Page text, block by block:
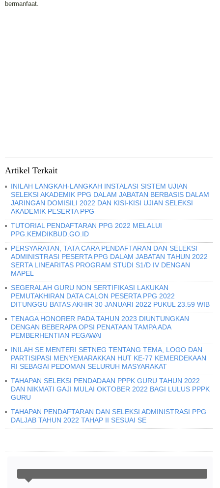
bermanfaat.
Artikel Terkait
INILAH LANGKAH-LANGKAH INSTALASI SISTEM UJIAN
SELEKSI AKADEMIK PPG DALAM JABATAN BERBASIS DALAM
JARINGAN DOMISILI 2022 DAN KISI-KISI UJIAN SELEKSI
AKADEMIK PESERTA PPG
TUTORIAL PENDAFTARAN PPG 2022 MELALUI
PPG.KEMDIKBUD.GO.ID
PERSYARATAN, TATA CARA PENDAFTARAN DAN SELEKSI
ADMINISTRASI PESERTA PPG DALAM JABATAN TAHUN 2022
SERTA LINEARITAS PROGRAM STUDI S1/D IV DENGAN
MAPEL
SEGERALAH GURU NON SERTIFIKASI LAKUKAN
PEMUTAKHIRAN DATA CALON PESERTA PPG 2022
DITUNGGU BATAS AKHIR 30 JANUARI 2022 PUKUL 23.59 WIB
TENAGA HONORER PADA TAHUN 2023 DIUNTUNGKAN
DENGAN BEBERAPA OPSI PENATAAN TAMPA ADA
PEMBERHENTIAN PEGAWAI
INILAH SE MENTERI SETNEG TENTANG TEMA, LOGO DAN
PARTISIPASI MENYEMARAKKAN HUT KE-77 KEMERDEKAAN
RI SEBAGAI PEDOMAN SELURUH MASYARAKAT
TAHAPAN SELEKSI PENDADAAN PPPK GURU TAHUN 2022
DAN NIKMATI GAJI MULAI OKTOBER 2022 BAGI LULUS PPPK
GURU
TAHAPAN PENDAFTARAN DAN SELEKSI ADMINISTRASI PPG
DALJAB TAHUN 2022 TAHAP II SESUAI SE